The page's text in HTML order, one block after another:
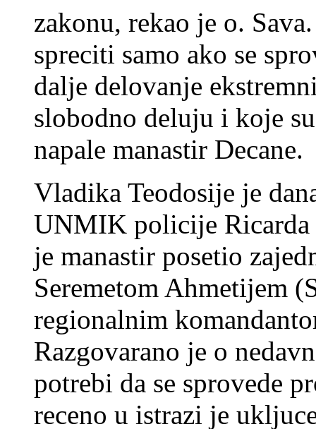
zakonu, rekao je o.
spreciti samo ako se
dalje delovanje
slobodno deluju i koje
napale manastir Decane.
Vladika Teodosije je
UNMIK policije
je manastir posetio
Seremetom Ahmetijem
regionalnim
Razgovarano je o
potrebi da se sprovede
receno u istrazi je